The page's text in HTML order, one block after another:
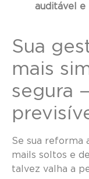
auditável e
Sua
mais
segura
Se sua reforma
mails soltos e
talvez valha a